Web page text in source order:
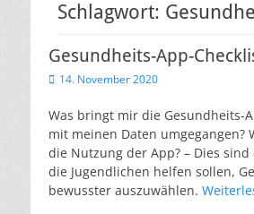
Schlagwort:
Gesundheits-App-
Veröffentlicht
14. November 2020
Was bringt mir die Gesundheits-
mit meinen Daten umgegangen?
die Nutzung der App? – Dies sind
die Jugendlichen helfen sollen,
bewusster auszuwählen.